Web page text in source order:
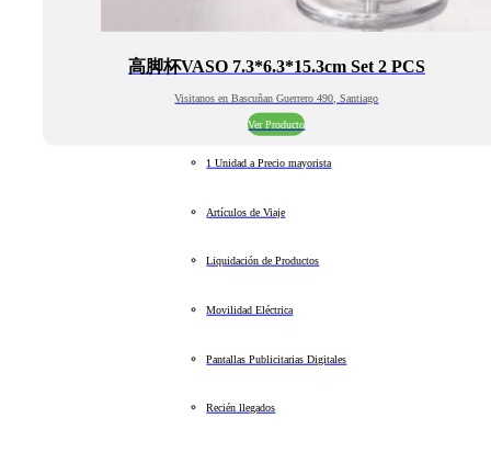
高脚杯VASO 7.3*6.3*15.3cm Set 2 PCS
Visitanos en Bascuñan Guerrero 490, Santiago
Ver Producto
1 Unidad a Precio mayorista
Artículos de Viaje
Liquidación de Productos
Movilidad Eléctrica
Pantallas Publicitarias Digitales
Recién llegados